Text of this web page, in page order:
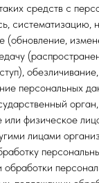
средств с
систематизацию,
(обновление,
персональных
физическое
лицами